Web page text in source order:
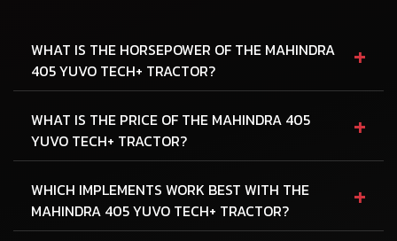
WHAT IS THE HORSEPOWER OF THE MAHINDRA
405 YUVO TECH+ TRACTOR?
+
WHAT IS THE PRICE OF THE MAHINDRA 405
YUVO TECH+ TRACTOR?
+
WHICH IMPLEMENTS WORK BEST WITH THE
MAHINDRA 405 YUVO TECH+ TRACTOR?
+